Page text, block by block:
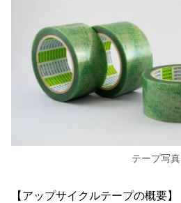
テープ写真
【アップサイクルテープの概要】